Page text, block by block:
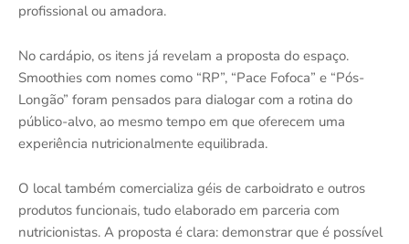
profissional ou amadora.
No cardápio, os itens já revelam a proposta do espaço.
Smoothies com nomes como “RP”, “Pace Fofoca” e “Pós-
Longão” foram pensados para dialogar com a rotina do
público-alvo, ao mesmo tempo em que oferecem uma
experiência nutricionalmente equilibrada.
O local também comercializa géis de carboidrato e outros
produtos funcionais, tudo elaborado em parceria com
nutricionistas. A proposta é clara: demonstrar que é possível